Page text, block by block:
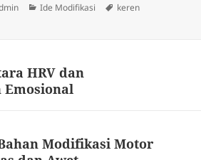
Categories
Ide Modifikasi Tags
keren
HRV dan
Emosional
Modifikasi Motor